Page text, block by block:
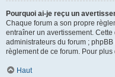
Pourquoi ai-je reçu un
Chaque forum a son propre
entraîner un avertissement.
administrateurs du forum ;
règlement de ce forum. Pour
Haut